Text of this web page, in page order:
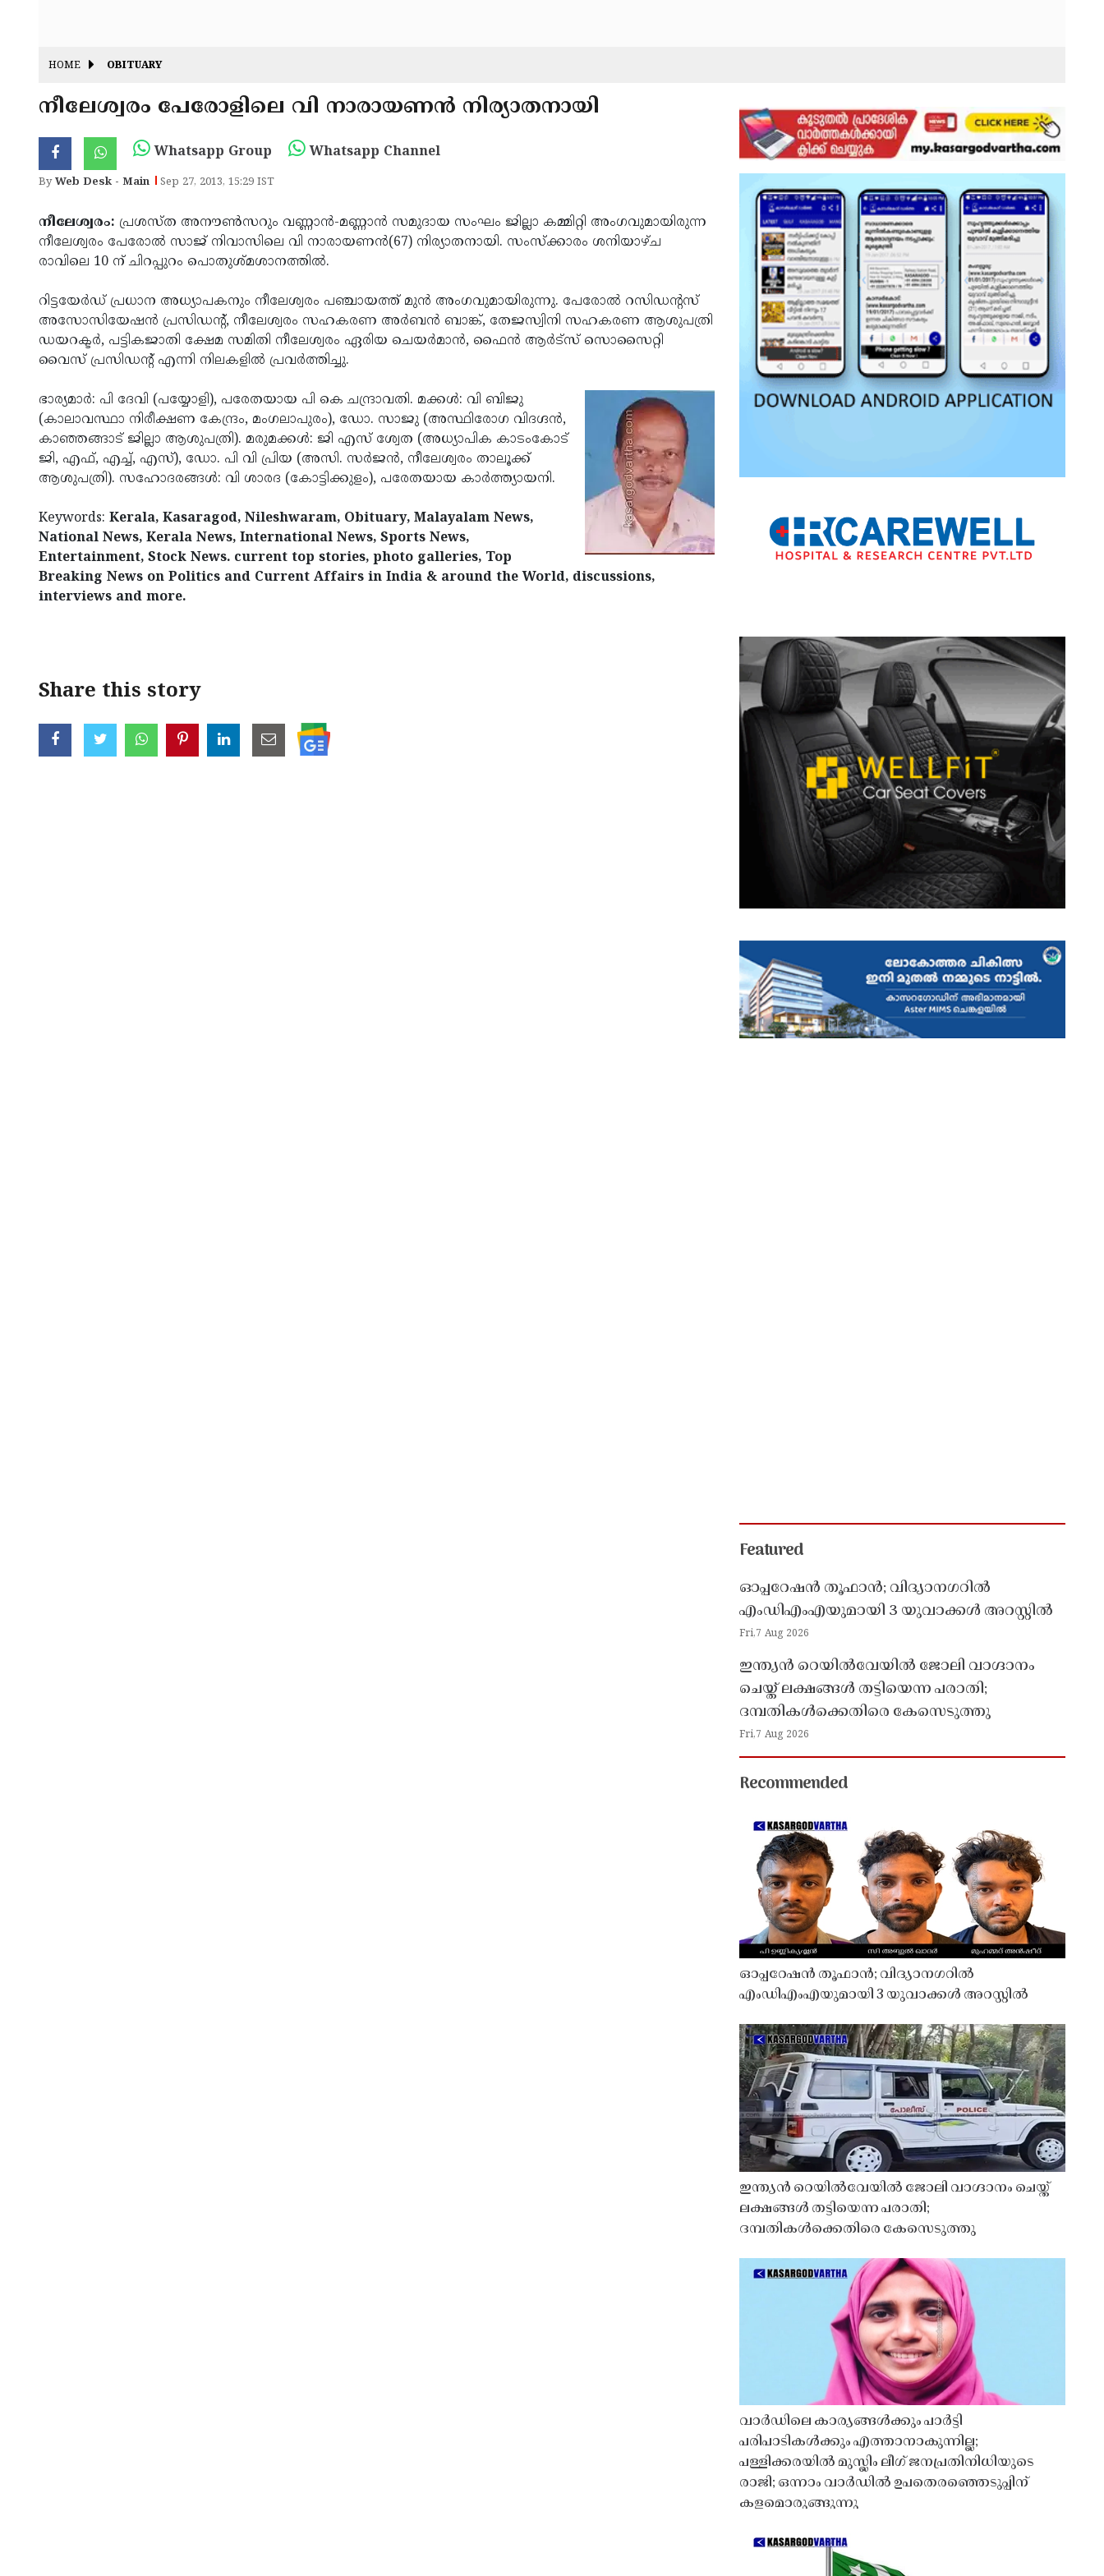
HOME OBITUARY
നീലേശ്വരം പേരോളിലെ വി നാരായണന്‍ നിര്യാതനായി
Whatsapp Group Whatsapp Channel
ByWeb Desk - Main Sep 27, 2013, 15:29 IST
നീലേശ്വരം: പ്രശസ്ത അനൗണ്‍സറും വണ്ണാന്‍-മണ്ണാന്‍ സമുദായ സംഘം ജില്ലാ കമ്മിറ്റി അംഗവുമായിരുന്ന
നീലേശ്വരം പേരോല്‍ സാജ് നിവാസിലെ വി നാരായണന്‍(67) നിര്യാതനായി. സംസ്‌ക്കാരം ശനിയാഴ്ച
രാവിലെ 10 ന് ചിറപ്പുറം പൊതുശ്മശാനത്തില്‍.
റിട്ടയേര്‍ഡ് പ്രധാന അധ്യാപകനും നീലേശ്വരം പഞ്ചായത്ത് മുന്‍ അംഗവുമായിരുന്നു. പേരോല്‍ റസിഡന്റസ്
അസോസിയേഷന്‍ പ്രസിഡന്റ്, നീലേശ്വരം സഹകരണ അര്‍ബന്‍ ബാങ്ക്, തേജസ്വിനി സഹകരണ ആശുപത്രി
ഡയറക്ടര്‍, പട്ടികജാതി ക്ഷേമ സമിതി നീലേശ്വരം ഏരിയ ചെയര്‍മാന്‍, ഫൈന്‍ ആര്‍ട്‌സ് സൊസൈറ്റി
വൈസ് പ്രസിഡന്റ് എന്നി നിലകളില്‍ പ്രവര്‍ത്തിച്ചു.
ഭാര്യമാര്‍: പി ദേവി (പയ്യോളി), പരേതയായ പി കെ ചന്ദ്രാവതി. മക്കള്‍: വി ബിജു
(കാലാവസ്ഥാ നിരീക്ഷണ കേന്ദ്രം, മംഗലാപുരം), ഡോ. സാജു (അസ്ഥിരോഗ വിദഗ്ദന്‍,
കാഞ്ഞങ്ങാട് ജില്ലാ ആശുപത്രി). മരുമക്കള്‍: ജി എസ് ശ്വേത (അധ്യാപിക കാടംകോട്
ജി, എഫ്, എച്ച്, എസ്), ഡോ. പി വി പ്രിയ (അസി. സര്‍ജന്‍, നീലേശ്വരം താലൂക്ക്
ആശുപത്രി). സഹോദരങ്ങള്‍: വി ശാരദ (കോട്ടിക്കുളം), പരേതയായ കാര്‍ത്ത്യായനി.
Keywords: Kerala, Kasaragod, Nileshwaram, Obituary, Malayalam News,
National News, Kerala News, International News, Sports News,
Entertainment, Stock News. current top stories, photo galleries, Top
Breaking News on Politics and Current Affairs in India & around the World, discussions,
interviews and more.
Share this story
Featured
ഓപ്പറേഷൻ തൂഫാൻ; വിദ്യാനഗറിൽ
എംഡിഎംഎയുമായി 3 യുവാക്കൾ അറസ്റ്റിൽ
Fri,7 Aug 2026
ഇന്ത്യൻ റെയിൽവേയിൽ ജോലി വാഗ്ദാനം
ചെയ്ത് ലക്ഷങ്ങൾ തട്ടിയെന്ന പരാതി;
ദമ്പതികൾക്കെതിരെ കേസെടുത്തു
Fri,7 Aug 2026
Recommended
ഓപ്പറേഷൻ തൂഫാൻ; വിദ്യാനഗറിൽ
എംഡിഎംഎയുമായി 3 യുവാക്കൾ അറസ്റ്റിൽ
ഇന്ത്യൻ റെയിൽവേയിൽ ജോലി വാഗ്ദാനം ചെയ്ത്
ലക്ഷങ്ങൾ തട്ടിയെന്ന പരാതി;
ദമ്പതികൾക്കെതിരെ കേസെടുത്തു
വാർഡിലെ കാര്യങ്ങൾക്കും പാർട്ടി
പരിപാടികൾക്കും എത്താനാകുന്നില്ല;
പള്ളിക്കരയിൽ മുസ്ലിം ലീഗ് ജനപ്രതിനിധിയുടെ
രാജി; ഒന്നാം വാർഡിൽ ഉപതെരഞ്ഞെടുപ്പിന്
കളമൊരുങ്ങുന്നു